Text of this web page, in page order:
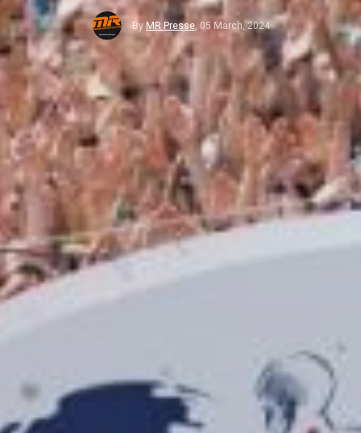
By MR Presse, 05 March, 2024